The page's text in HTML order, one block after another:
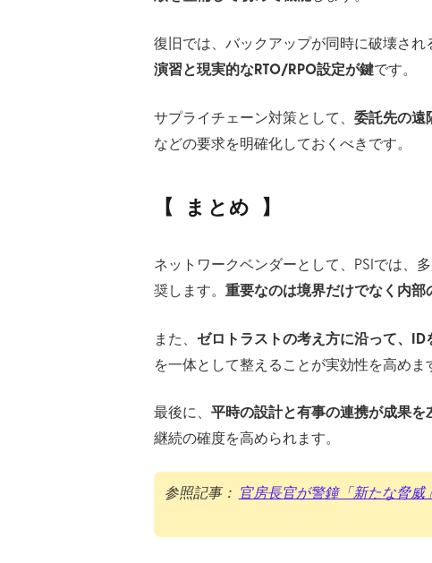
復旧では、バックアップが同時に破壊され
演習と現実的なRTO/RPO設定が鍵です。
サプライチェーン対策として、 委託先の遠
などの要求を明確化しておくべきです。
まとめ
ネットワークベンダーとして、PSIでは、
奨します。 重要なのは境界だけでなく内部
また、 ゼロトラストの考え方に沿って、
を一体として整えることが実効性を高めま
最後に、 平時の設計と有事の連携が成果を
継続の確度を高められます。
参照記事： 官房長官が警鐘「新たな脅